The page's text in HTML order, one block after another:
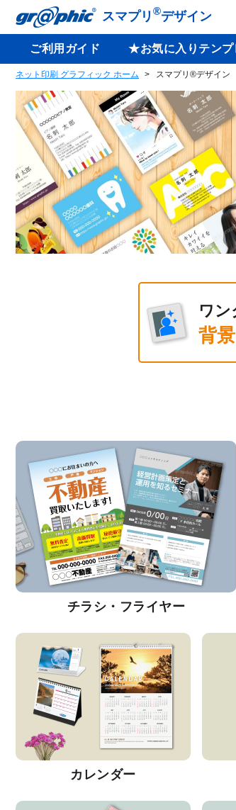
スマプリ ®デザイン
ご利用ガイド ★お気に入りテンプ
ネット印刷 グラフィック ホーム スマプリ®デザイン
ワン
背
チラシ・フライヤー
カレンダー